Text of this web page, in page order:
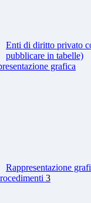
Enti di diritto privato
pubblicare in tabelle)
grafica
Rappresentazione
3